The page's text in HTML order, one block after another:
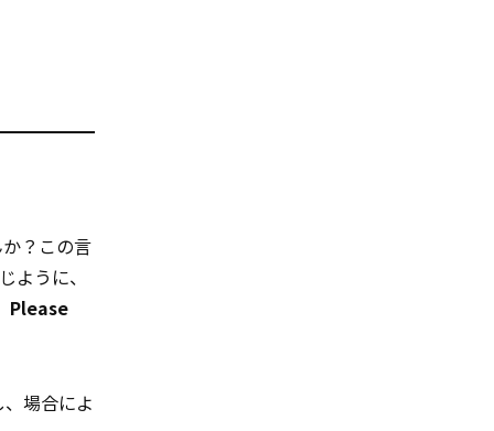
？この言
ように、
Please
場合によ